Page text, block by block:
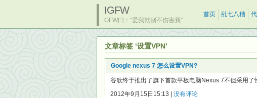
IGFW
GFW曰：“爱我就别不伤害我”
首页 乱七八糟
文章标签 ‘设置VPN’
Google nexus 7 怎么设置VPN?
谷歌终于推出了旗下首款平板电脑Nexus 7不但采用
2012年9月15日15:13 | 没有评论